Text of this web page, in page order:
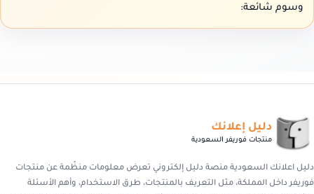
وسوم شائعة:
دليل إعلانك
منتجات فوريفر السعودية
دليل اعلانك السعودية منصة دليل إلكتروني تعرض معلومات منظّمة عن منتجات
فوريفر داخل المملكة، مثل التعريف بالمنتجات، طرق الاستخدام، وأهم الأسئلة